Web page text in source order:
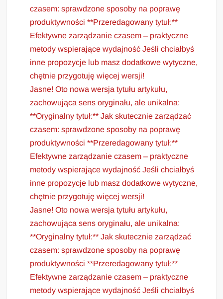
czasem: sprawdzone sposoby na poprawę
produktywności **Przeredagowany tytuł:**
Efektywne zarządzanie czasem – praktyczne
metody wspierające wydajność Jeśli chciałbyś
inne propozycje lub masz dodatkowe wytyczne,
chętnie przygotuję więcej wersji!
Jasne! Oto nowa wersja tytułu artykułu,
zachowująca sens oryginału, ale unikalna:
**Oryginalny tytuł:** Jak skutecznie zarządzać
czasem: sprawdzone sposoby na poprawę
produktywności **Przeredagowany tytuł:**
Efektywne zarządzanie czasem – praktyczne
metody wspierające wydajność Jeśli chciałbyś
inne propozycje lub masz dodatkowe wytyczne,
chętnie przygotuję więcej wersji!
Jasne! Oto nowa wersja tytułu artykułu,
zachowująca sens oryginału, ale unikalna:
**Oryginalny tytuł:** Jak skutecznie zarządzać
czasem: sprawdzone sposoby na poprawę
produktywności **Przeredagowany tytuł:**
Efektywne zarządzanie czasem – praktyczne
metody wspierające wydajność Jeśli chciałbyś